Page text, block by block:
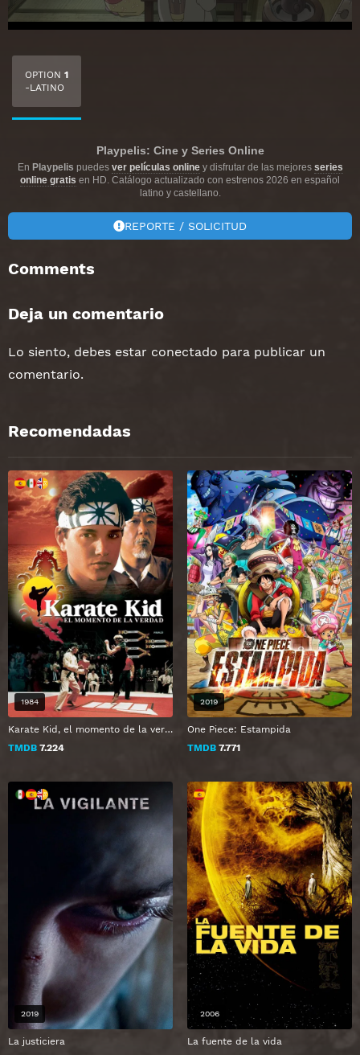
OPTION 1
-LATINO
Playpelis: Cine y Series Online
En Playpelis puedes ver películas onliney disfrutar de las mejores series
online gratis en HD. Catálogo actualizado con estrenos 2026 en español
latino y castellano.
REPORTE / SOLICITUD
Comments
Deja un comentario
Lo siento, debes estar conectado para publicar un
comentario.
Recomendadas
Karate Kid, el momento de la verdad
TMDB 7.224
1984
One Piece: Estampida
TMDB 7.771
2019
La justiciera
2019
La fuente de la vida
2006